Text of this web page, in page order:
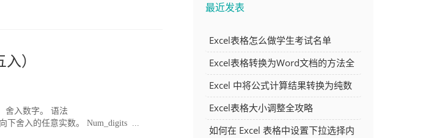
）
舍入数字。 语法
下舍入的任意实数。 Num_digits ...
最近发表
Excel表格怎么做学生考试名单
Excel表格转换为Word文档的方法全
解析
Excel 中将公式计算结果转换为纯数
字的多种方法
Excel表格大小调整全攻略
如何在 Excel 表格中设置下拉选择内